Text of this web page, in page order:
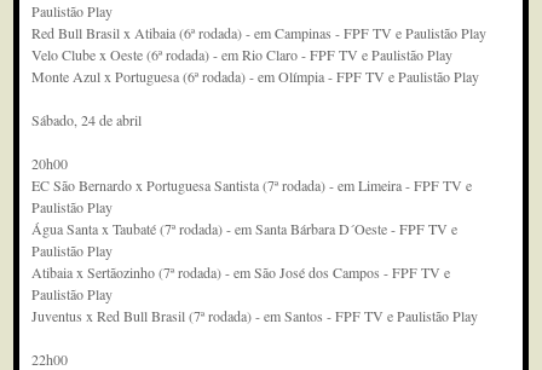
Paulistão Play
Red Bull Brasil x Atibaia (6ª rodada) - em Campinas - FPF TV e Paulistão Play
Velo Clube x Oeste (6ª rodada) - em Rio Claro - FPF TV e Paulistão Play
Monte Azul x Portuguesa (6ª rodada) - em Olímpia - FPF TV e Paulistão Play
Sábado, 24 de abril
20h00
EC São Bernardo x Portuguesa Santista (7ª rodada) - em Limeira - FPF TV e
Paulistão Play
Água Santa x Taubaté (7ª rodada) - em Santa Bárbara D´Oeste - FPF TV e
Paulistão Play
Atibaia x Sertãozinho (7ª rodada) - em São José dos Campos - FPF TV e
Paulistão Play
Juventus x Red Bull Brasil (7ª rodada) - em Santos - FPF TV e Paulistão Play
22h00